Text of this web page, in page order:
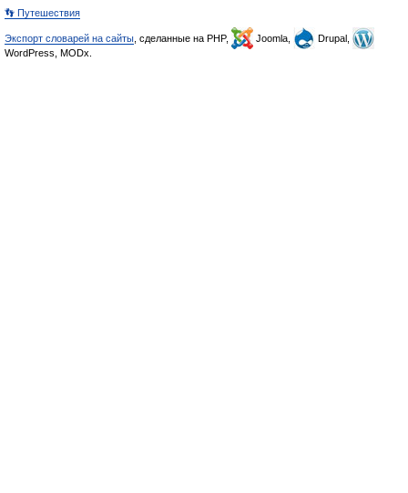
👣 Путешествия
Экспорт словарей на сайты , сделанные на PHP, Joomla,
Drupal,
WordPress, MODx.